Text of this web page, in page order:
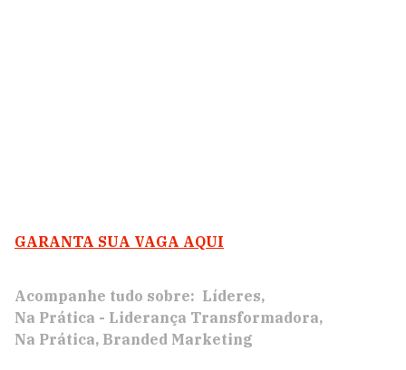
GARANTA SUA VAGA AQUI
Acompanhe tudo sobre: Líderes
Na Prática - Liderança Transformadora
Na Prática Branded Marketing